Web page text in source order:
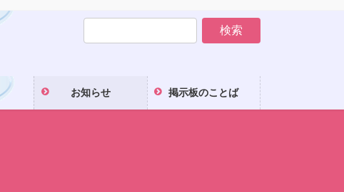
お知らせ 掲示板のことば